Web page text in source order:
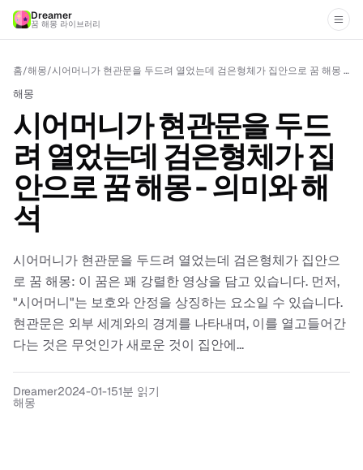
Dreamer
꿈 해몽 라이브러리
홈/해몽/ 시어머니가 현관문을 두드려 열었는데 검은형체가 집안으로 꿈 해몽 - 의미와 해석
해몽
시어머니가 현관문을 두드
려 열었는데 검은형체가 집
안으로 꿈 해몽 - 의미와 해
석
시어머니가 현관문을 두드려 열었는데 검은형체가 집안으
로 꿈 해몽: 이 꿈은 꽤 강렬한 영상을 담고 있습니다. 먼저,
"시어머니"는 보호와 안정을 상징하는 요소일 수 있습니다.
현관문은 외부 세계와의 경계를 나타내며, 이를 열고들어간
다는 것은 무엇인가 새로운 것이 집안에...
Dreamer2024-01-151분 읽기
해몽